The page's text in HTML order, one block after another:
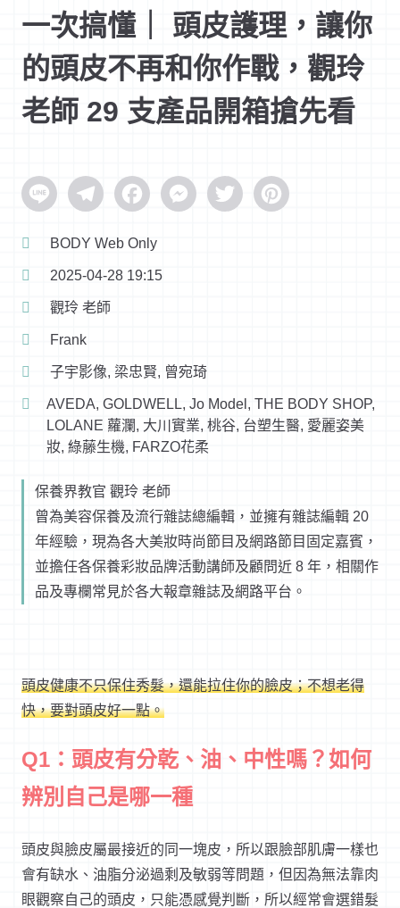
一次搞懂｜ 頭皮護理，讓你
的頭皮不再和你作戰，觀玲
老師 29 支產品開箱搶先看
Line TelegramFacebookMessenger
Twitter Pinterest
BODY Web Only
2025-04-28 19:15
觀玲 老師
Frank
子宇影像, 梁忠賢, 曾宛琦
AVEDA, GOLDWELL, Jo Model, THE BODY SHOP,
LOLANE 蘿瀾, 大川實業, 桃谷, 台塑生醫, 愛麗姿美
妝, 綠藤生機, FARZO花柔
保養界教官 觀玲 老師
曾為美容保養及流行雜誌總編輯，並擁有雜誌編輯 20
年經驗，現為各大美妝時尚節目及網路節目固定嘉賓，
並擔任各保養彩妝品牌活動講師及顧問近 8 年，相關作
品及專欄常見於各大報章雜誌及網路平台。
頭皮健康不只保住秀髮，還能拉住你的臉皮；不想老得
快，要對頭皮好一點。
Q1：頭皮有分乾、油、中性嗎？如何
辨別自己是哪一種
頭皮與臉皮屬最接近的同一塊皮，所以跟臉部肌膚一樣也
會有缺水、油脂分泌過剩及敏弱等問題，但因為無法靠肉
眼觀察自己的頭皮，只能憑感覺判斷，所以經常會選錯髮